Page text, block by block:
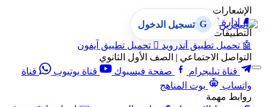
الإشعارات
🔔 إدارة الإشعارات
التطبيقات
🤖 تحميل تطبيق أندرويد  تحميل تطبيق آيفون
التواصل الاجتماعي | الصف الأول الثانوي
قناة تيليجرام
صفحة فيسبوك قناة يوتيوب
قناة
واتساب
بوت المناهج
روابط مهمة
G تسجيل الدخول